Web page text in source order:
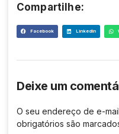
Compartilhe:
Facebook LinkedIn
Deixe um
O seu endereço de e-
obrigatórios são